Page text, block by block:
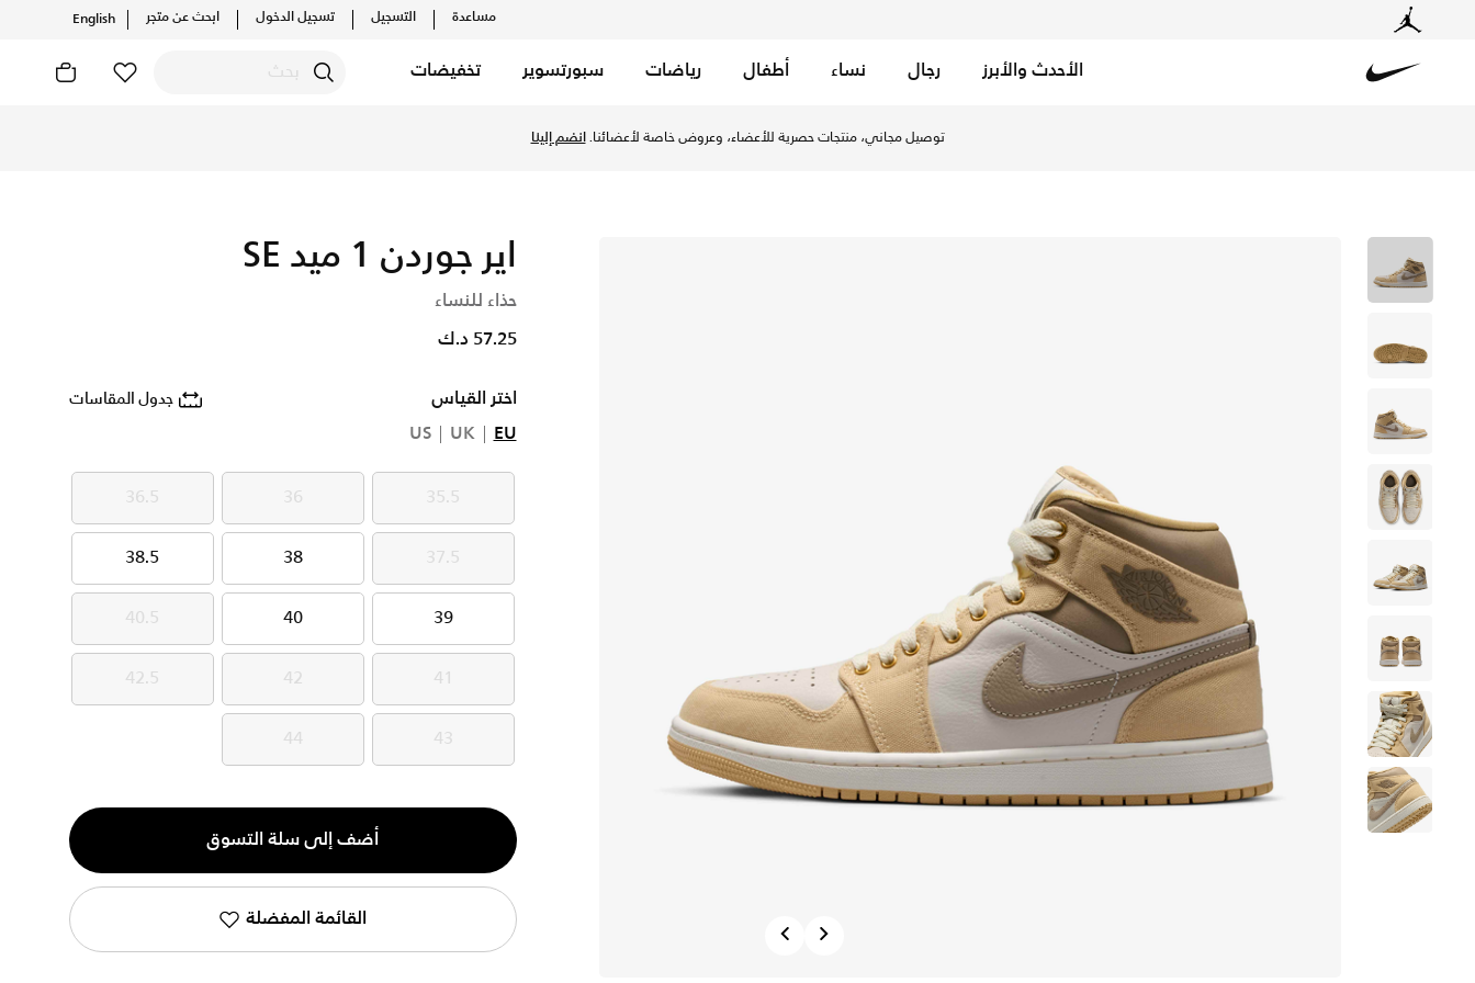
مساعدة التسجيل تسجيل الدخول ابحث عن متجر English
الأحدث والأبرز رجال نساء أطفال رياضات سبورتسوير تخفيضات
توصيل مجاني، منتجات حصرية للأعضاء، وعروض خاصة لأعضائنا.انضم إلينا
Next
اير جوردن 1 ميد SE
حذاء للنساء
57.25 د.ك
اختر القياس جدول المقاسات
EU
UK
US
35.5
35.5
36
36
36.5
36.5
37.5
37.5
38
38
38.5
38.5
39
39
40
40
40.5
40.5
41
41
42
42
42.5
42.5
43
43
44
44
الكمية
1
أضف إلى سلة التسوق
القائمة المفضلة